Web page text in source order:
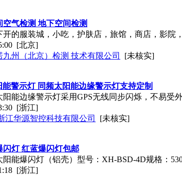
气检测 地下空间检测
开的服装城，小吃，护肤店，旅馆，商店，影
[北京]
九州（北京）检测 技术有限公司
[未核实]
能警示灯 同频太阳能边缘警示灯支持定制
阳能边缘警示灯采用GPS无线同步闪烁，不易
[浙江]
江华源智控科技有限公司
[未核实]
闪灯 红蓝爆闪灯包邮
能爆闪灯（铝壳）型号：XH-BSD-4D规格：
[浙江]